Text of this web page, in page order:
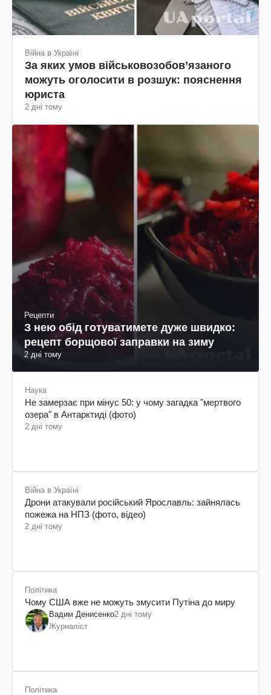
Війна в Україні
За яких умов військовозобов’язаного
можуть оголосити в розшук: пояснення
юриста
2 дні тому
Рецепти
З нею обід готуватимете дуже швидко:
рецепт борщової заправки на зиму
2 дні тому
Наука
Не замерзає при мінус 50: у чому загадка "мертвого
озера" в Антарктиді (фото)
2 дні тому
Війна в Україні
Дрони атакували російський Ярославль: зайнялась
пожежа на НПЗ (фото, відео)
2 дні тому
Політика
Чому США вже не можуть змусити Путіна до миру
Вадим Денисенко2 дні тому
Журналіст
Політика